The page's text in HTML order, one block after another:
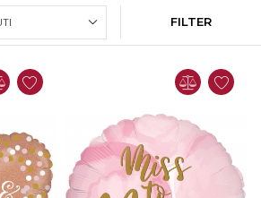
FILTER